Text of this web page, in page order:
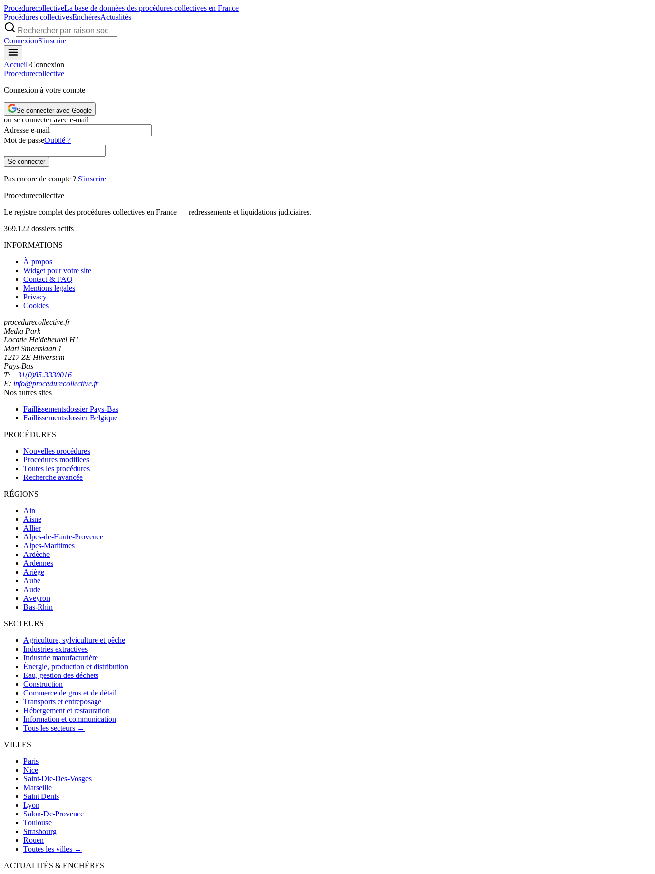
ProcedurecollectiveLa base de données des procédures collectives en France
Procédures collectivesEnchèresActualités
ConnexionS'inscrire
Accueil›Connexion
Procedurecollective
Connexion à votre compte
Se connecter avec Google
ou se connecter avec e-mail
Adresse e-mail
Mot de passeOublié ?
Se connecter
Pas encore de compte ? S'inscrire
Procedurecollective
Le registre complet des procédures collectives en France — redressements et liquidations judiciaires.
369.122 dossiers actifs
INFORMATIONS
À propos
Widget pour votre site
Contact & FAQ
Mentions légales
Privacy
Cookies
procedurecollective.fr
Media Park
Locatie Heideheuvel H1
Mart Smeetslaan 1
1217 ZE Hilversum
Pays-Bas
T: +31(0)85-3330016
E: info@procedurecollective.fr
Nos autres sites
Faillissementsdossier Pays-Bas
Faillissementsdossier Belgique
PROCÉDURES
Nouvelles procédures
Procédures modifiées
Toutes les procédures
Recherche avancée
RÉGIONS
Ain
Aisne
Allier
Alpes-de-Haute-Provence
Alpes-Maritimes
Ardèche
Ardennes
Ariège
Aube
Aude
Aveyron
Bas-Rhin
SECTEURS
Agriculture, sylviculture et pêche
Industries extractives
Industrie manufacturière
Énergie, production et distribution
Eau, gestion des déchets
Construction
Commerce de gros et de détail
Transports et entreposage
Hébergement et restauration
Information et communication
Tous les secteurs →
VILLES
Paris
Nice
Saint-Die-Des-Vosges
Marseille
Saint Denis
Lyon
Salon-De-Provence
Toulouse
Strasbourg
Rouen
Toutes les villes →
ACTUALITÉS & ENCHÈRES